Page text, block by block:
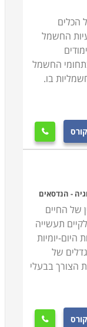
הכלים
החשמל
החשמל
בו.

- הנדסאים
של החיים
תעשייה
היום-יומיות
של
הצורך בבעלי
